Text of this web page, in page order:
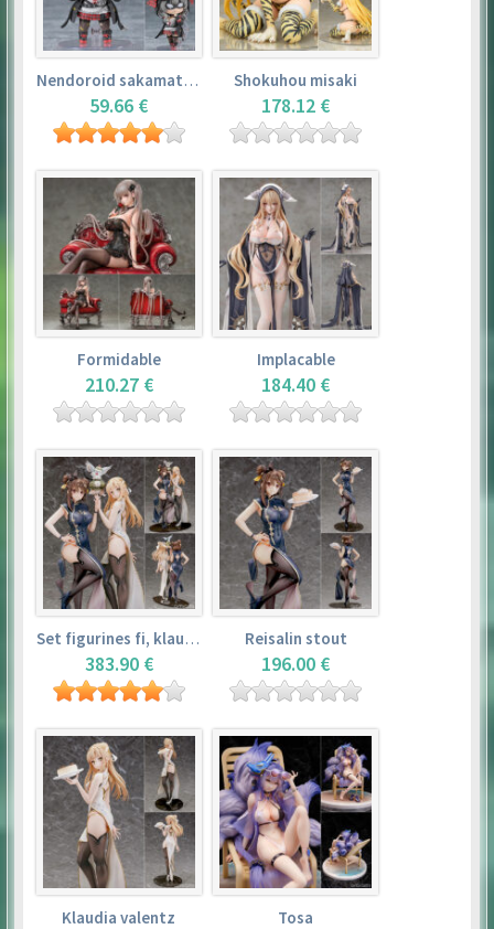
Nendoroid sakamata chloe
59.66 €
Shokuhou misaki
178.12 €
Formidable
210.27 €
Implacable
184.40 €
Set figurines fi, klaudia valentz, reisalin stout
383.90 €
Reisalin stout
196.00 €
Klaudia valentz Tosa